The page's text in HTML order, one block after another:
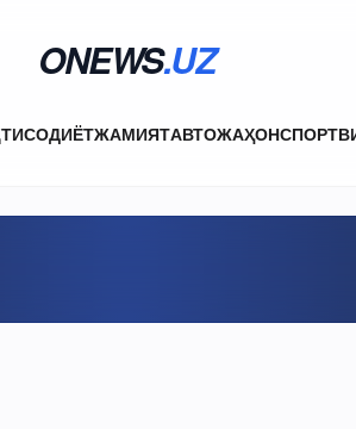
ONEWS.UZ
ЖАМИЯТАВТОЖАҲОНСПОРТ